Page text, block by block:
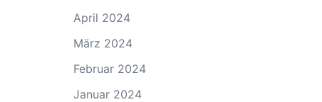
April 2024
März 2024
Februar 2024
Januar 2024